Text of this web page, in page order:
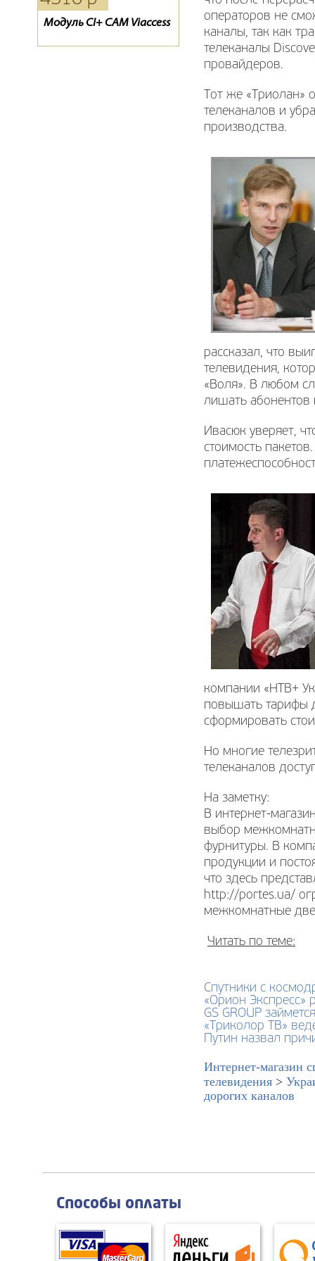
Модуль CI+ CAM Viaccess
D-COLOR 1002HD mini
Обмен «0»
операторов не
каналы, так как
телеканалы
провайдеров.
Тот же «Триолан»
телеканалов и
производства.
рассказал, что
телевидения,
«Воля». В любом
лишать
Ивасюк уверяет,
стоимость
компании «НТВ+
повышать тарифы
сформировать
Но многие
телеканалов
На заметку:
В интернет-
выбор
фурнитуры. В
продукции и
что здесь
http://portes.ua/
межкомнатные
Читать по теме:
Спутники с
«Орион Экспресс»
GS GROUP
«Триколор ТВ»
Путин назвал
Интернет-магазин
телевидения >
дорогих каналов
Способы оплаты